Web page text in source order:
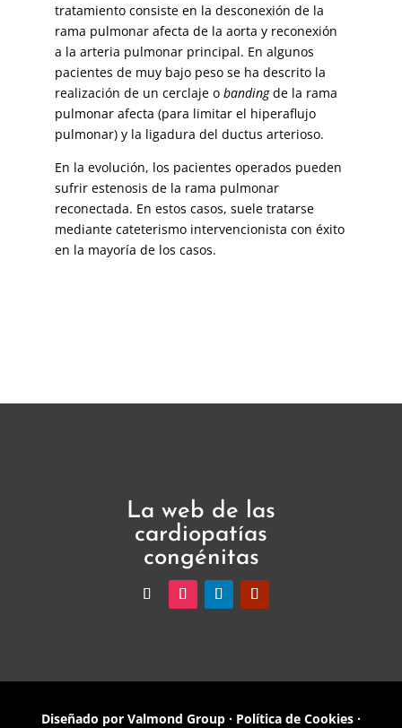
tratamiento consiste en la desconexión de la
rama pulmonar afecta de la aorta y reconexión
a la arteria pulmonar principal. En algunos
pacientes de muy bajo peso se ha descrito la
realización de un cerclaje o banding de la rama
pulmonar afecta (para limitar el hiperaflujo
pulmonar) y la ligadura del ductus arterioso.
En la evolución, los pacientes operados pueden
sufrir estenosis de la rama pulmonar
reconectada. En estos casos, suele tratarse
mediante cateterismo intervencionista con éxito
en la mayoría de los casos.
La web de las
cardiopatías
congénitas
Diseñado porValmond Group· Política de Cookies·